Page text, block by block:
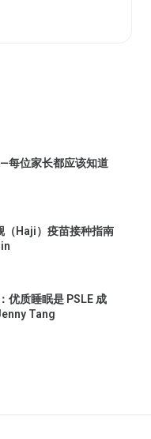
每位家长都应该知道
Haji）疫苗接种指南
质睡眠是 PSLE 成
Tang